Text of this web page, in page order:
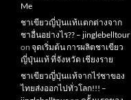
Me
ชาเขียวญี่ปุ่นแท้แตกต่างจาก
ชาอื่นอย่างไร?? – jinglebelltour
on จุดเริ่มต้น การผลิตชาเขียว
ญี่ปุ่นแท้ ที่จังหวัด เชียงราย
ชาเขียวญี่ปุ่นแท้จากไร่ชาของ
ไทยส่งออกไปทั่วโลก!!! –